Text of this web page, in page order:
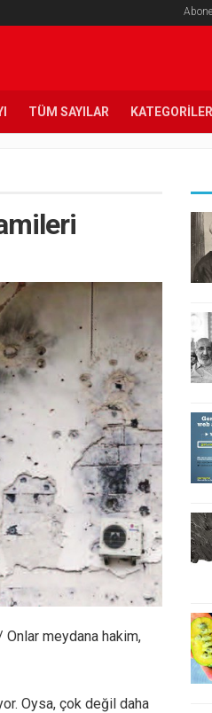
TÜM SAYILAR KATEGORILER
meydana hakim,
Oysa, çok değil daha